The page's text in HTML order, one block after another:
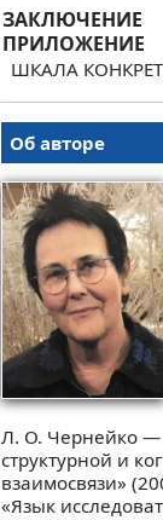
ЗАКЛЮЧЕНИЕ
ПРИЛОЖЕНИЕ
ШКАЛА
Об авторе
Л. О. Чернейко —
структурной и
взаимосвязи»
«Язык